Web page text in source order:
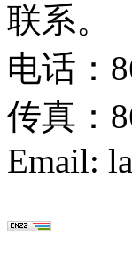
联系。
电话：
传真：
Email: